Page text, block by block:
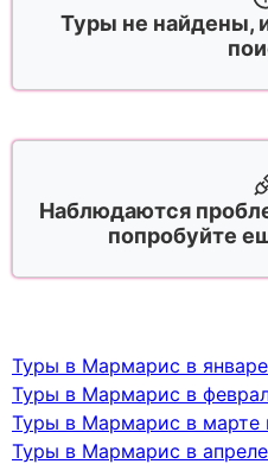
Туры не найдены,
Наблюдаются
попробуйте
Туры в Мармарис в
Туры в Мармарис в
Туры в Мармарис в марте
Туры в Мармарис в